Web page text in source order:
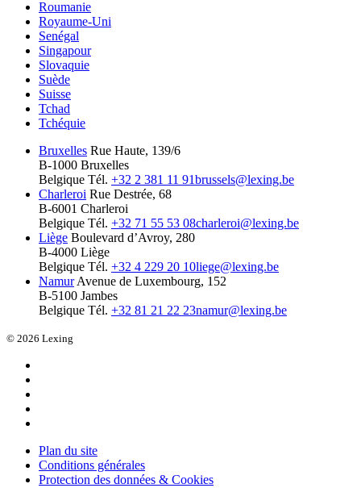
Roumanie
Royaume-Uni
Senégal
Singapour
Slovaquie
Suède
Suisse
Tchad
Tchéquie
Bruxelles Rue Haute, 139/6
B-1000 Bruxelles
Belgique Tél. +32 2 381 11 91brussels@lexing.be
Charleroi Rue Destrée, 68
B-6001 Charleroi
Belgique Tél. +32 71 55 53 08charleroi@lexing.be
Liège Boulevard d’Avroy, 280
B-4000 Liège
Belgique Tél. +32 4 229 20 10liege@lexing.be
Namur Avenue de Luxembourg, 152
B-5100 Jambes
Belgique Tél. +32 81 21 22 23namur@lexing.be
© 2026 Lexing
Plan du site
Conditions générales
Protection des données & Cookies